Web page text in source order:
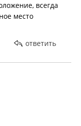
всегда
место
ответить